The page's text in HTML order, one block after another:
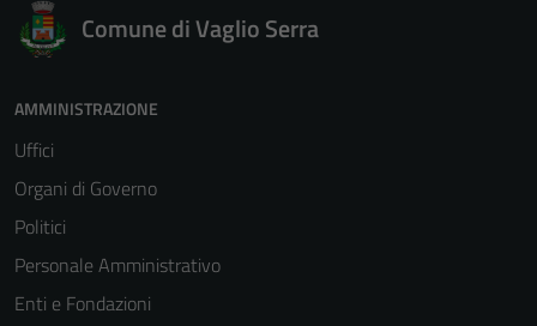
Comune di Vaglio Serra
AMMINISTRAZIONE
Uffici
Organi di Governo
Politici
Personale Amministrativo
Enti e Fondazioni